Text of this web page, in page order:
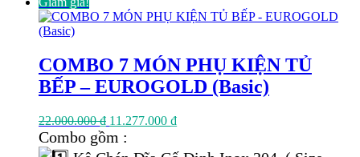
COMBO 7 MÓN PHỤ KIỆN TỦ
BẾP – EUROGOLD (Basic)
22.000.000₫ Giá
gốc
11.277.000 ₫Giá
tại
Combo gồm :